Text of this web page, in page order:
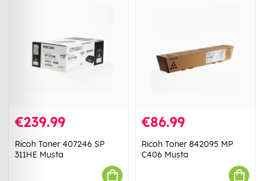
€239.99
Ricoh Toner 407246 SP
311HE Musta
€86.99
Ricoh Toner 842095 MP
C406 Musta